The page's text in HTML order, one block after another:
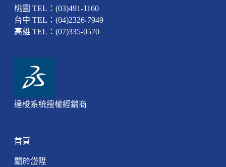
桃園 TEL：(03)491-1160
台中 TEL：(04)2326-7949
高雄 TEL：(07)335-0570
達梭系統授權經銷商
首頁
關於岱陞